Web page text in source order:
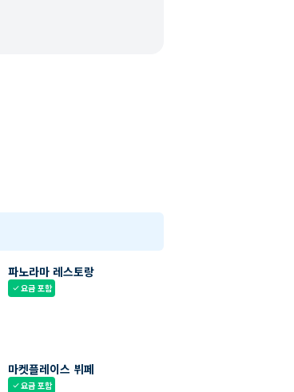
파노라마 레스토랑
check요금 포함
마켓플레이스 뷔페
check요금 포함